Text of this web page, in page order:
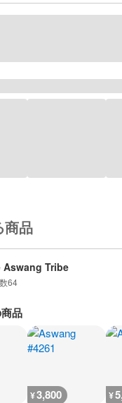
商品
Aswang Tribe
64
品
¥3,800 ¥